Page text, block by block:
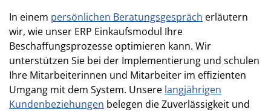
In einem persönlichen Beratungsgespräch erläutern
wir, wie unser ERP Einkaufsmodul Ihre
Beschaffungsprozesse optimieren kann. Wir
unterstützen Sie bei der Implementierung und schulen
Ihre Mitarbeiterinnen und Mitarbeiter im effizienten
Umgang mit dem System. Unsere langjährigen
Kundenbeziehungen belegen die Zuverlässigkeit und